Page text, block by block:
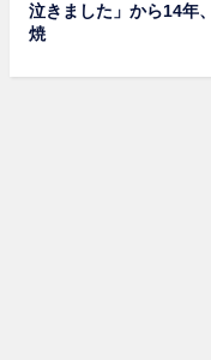
泣きました」から14年
焼